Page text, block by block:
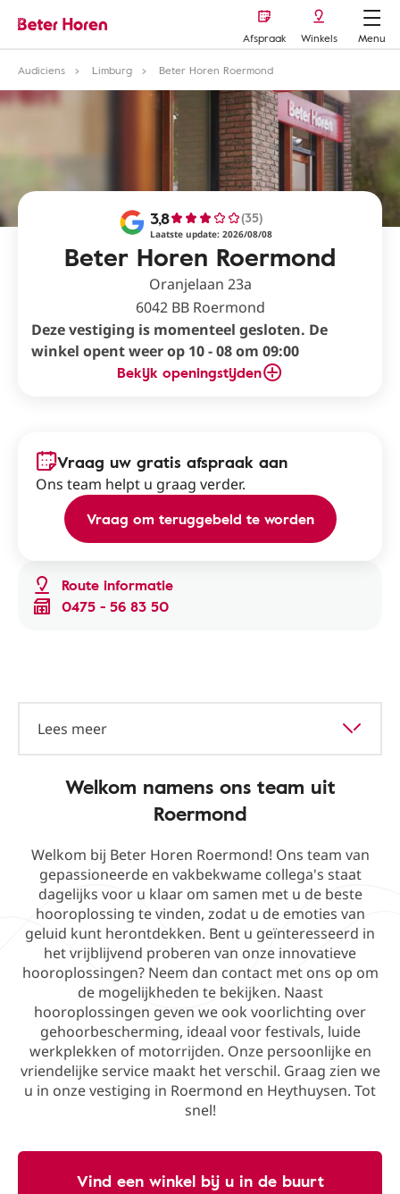
Afspraak Winkels
Menu
Audiciens
Limburg Beter Horen Roermond
Beter Horen Roermond
3,8 (35)
Laatste update: 2026/08/08
Oranjelaan 23a
6042 BB Roermond
Deze vestiging is momenteel gesloten. De
winkel opent weer op 10 - 08 om 09:00
Bekijk openingstijden
Route informatie
0475 - 56 83 50
Vraag uw gratis afspraak aan
Ons team helpt u graag verder.
Vraag om teruggebeld te worden
Lees meer
Welkom namens ons team uit
Roermond
Welkom bij Beter Horen Roermond! Ons team van
gepassioneerde en vakbekwame collega's staat
dagelijks voor u klaar om samen met u de beste
hooroplossing te vinden, zodat u de emoties van
geluid kunt herontdekken. Bent u geïnteresseerd in
het vrijblijvend proberen van onze innovatieve
hooroplossingen? Neem dan contact met ons op om
de mogelijkheden te bekijken. Naast
hooroplossingen geven we ook voorlichting over
gehoorbescherming, ideaal voor festivals, luide
werkplekken of motorrijden. Onze persoonlijke en
vriendelijke service maakt het verschil. Graag zien we
u in onze vestiging in Roermond en Heythuysen. Tot
snel!
Vind een winkel bij u in de buurt